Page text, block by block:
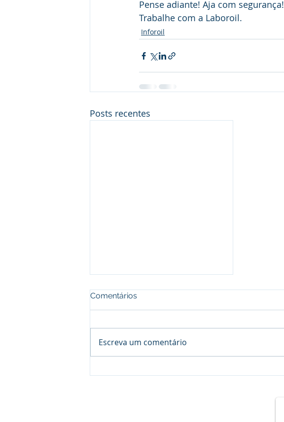
Pense adiante! Aja com segurança!
Trabalhe com a Laboroil.
Inforoil
Posts recentes
Comentários
Escreva um comentário